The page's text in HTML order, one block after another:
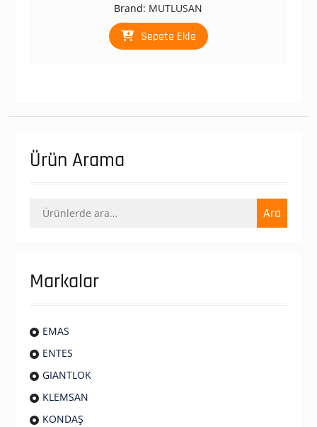
₺ 829,16.
fiyat:
₺ 497,00.
Brand: MUTLUSAN
Sepete Ekle
Ürün Arama
Ara: Ara
Markalar
EMAS
ENTES
GIANTLOK
KLEMSAN
KONDAŞ